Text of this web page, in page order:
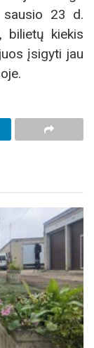
sausio 23 d.
bilietų kiekis
įsigyti jau